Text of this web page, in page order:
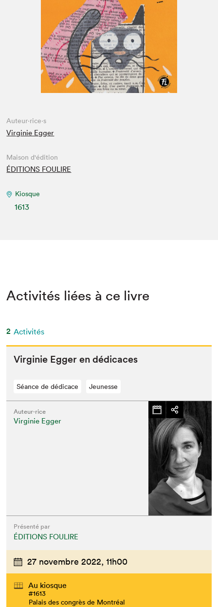
Espace enseignant·e·s
Espace pro
Auteur·rice·s
Virginie Egger
Maison d'édition
ÉDITIONS FOULIRE
Kiosque
1613
Activités liées à ce livre
2 Activités
Vir­ginie Egger en dédicaces
Séance de dédicace Jeunesse
Auteur·rice
Virginie Egger
Présenté par
ÉDITIONS FOULIRE
27 novembre 2022, 11h00
Au kiosque
#1613
Palais des congrès de Montréal